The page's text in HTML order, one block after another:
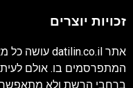
זכויות יוצרים
אתר datilin.co.il עושה כל
המתפרסמים בו. אולם
ברחבי הרשת ולא מתאפשרת